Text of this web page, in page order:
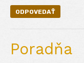
ODPOVEDAŤ
Poradňa